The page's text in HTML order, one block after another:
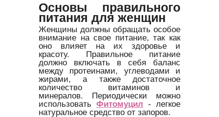
Основы правильного
питания для женщин
Женщины должны обращать особое
внимание на свое питание, так как
оно влияет на их здоровье и
красоту. Правильное питание
должно включать в себя баланс
между протеинами, углеводами и
жирами, а также достаточное
количество витаминов и
минералов. Периодически можно
использовать Фитомуцил - легкое
натуральное средство от запоров.